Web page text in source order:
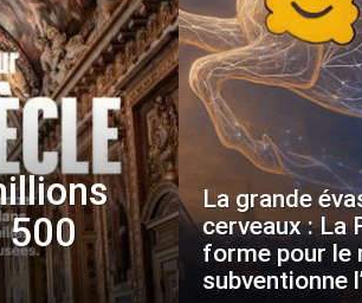
500
La grande
cerveaux : La
forme pour le
subventionne